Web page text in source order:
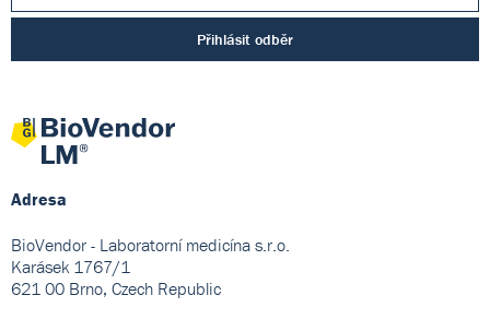
Přihlásit odběr
Adresa
BioVendor - Laboratorní medicína s.r.o.
Karásek 1767/1
621 00 Brno, Czech Republic